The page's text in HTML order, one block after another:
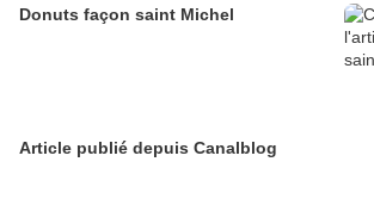
Donuts façon saint Michel
Article publié depuis Canalblog